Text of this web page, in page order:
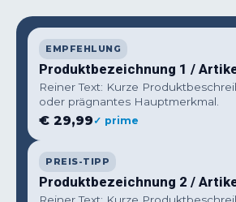
EMPFEHLUNG
Produktbezeichnung 1 /
Reiner Text: Kurze
oder prägnantes Hauptmerkmal.
€ 29,99✓ prime
PREIS-TIPP
Produktbezeichnung 2 /